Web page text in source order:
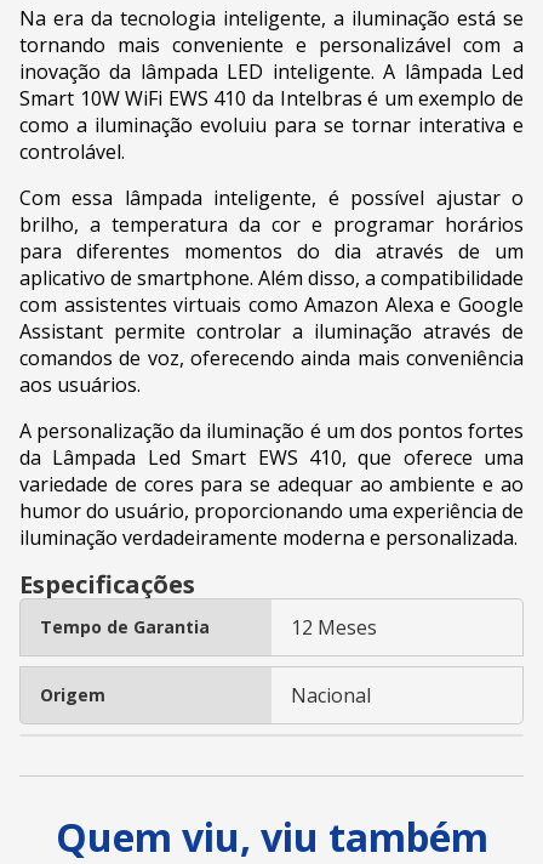
Na era da tecnologia inteligente, a iluminação está se
tornando mais conveniente e personalizável com a
inovação da lâmpada LED inteligente. A lâmpada Led
Smart 10W WiFi EWS 410 da Intelbras é um exemplo de
como a iluminação evoluiu para se tornar interativa e
controlável.
Com essa lâmpada inteligente, é possível ajustar o
brilho, a temperatura da cor e programar horários
para diferentes momentos do dia através de um
aplicativo de smartphone. Além disso, a compatibilidade
com assistentes virtuais como Amazon Alexa e Google
Assistant permite controlar a iluminação através de
comandos de voz, oferecendo ainda mais conveniência
aos usuários.
A personalização da iluminação é um dos pontos fortes
da Lâmpada Led Smart EWS 410, que oferece uma
variedade de cores para se adequar ao ambiente e ao
humor do usuário, proporcionando uma experiência de
iluminação verdadeiramente moderna e personalizada.
Especificações
Tempo de Garantia 12 Meses
Origem Nacional
Quem viu, viu também